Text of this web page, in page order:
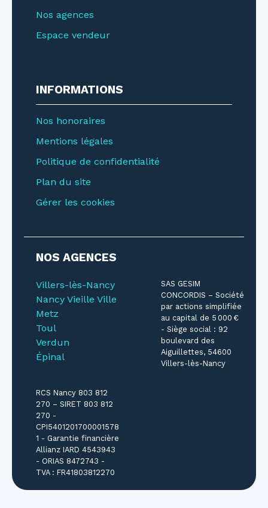
Nos agences
Espace vendeur
INFORMATIONS
Nos honoraires
Mentions légales
Politique de confidentialité
Plan du site
Gérer les cookies
NOS AGENCES
Villers-lès-Nancy
Nancy Vieille Ville
Metz
Toul
Verdun
Épinal
SAS GESIM
CONCORDIS – Société
par actions simplifiée
au capital de 5 000 €
- Siège social : 92
boulevard des
Aiguillettes, 54600
Villers-lès-Nancy
RCS Nancy 803 812
270 – SIRET 803 812
270 -
CPI5401201700001578
1 - Garantie financière
Allianz IARD 4543943
- ORIAS 8472743 -
TVA : FR41803812270